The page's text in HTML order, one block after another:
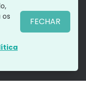
FECHAR